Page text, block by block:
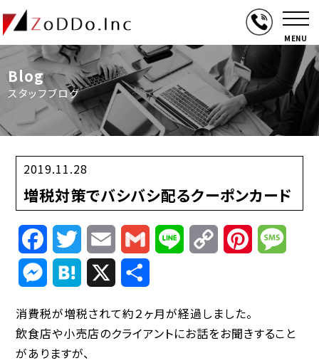
MENU
Blog
スタッフブログ
2019.11.28
増税対策でバシバシ配るクーポンカード
FacebookTwitterEmail Gmail Line
Copy
Link
Pinterest
Messenger
Hatena
消費税が増税されて約２ヶ月が経過しました。
飲食店や小売店のクライアントにお話をお聞きすること
がありますが、